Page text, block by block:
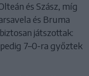
és Szász, míg
és Bruma
játszottak:
pedig 7–0-ra győztek